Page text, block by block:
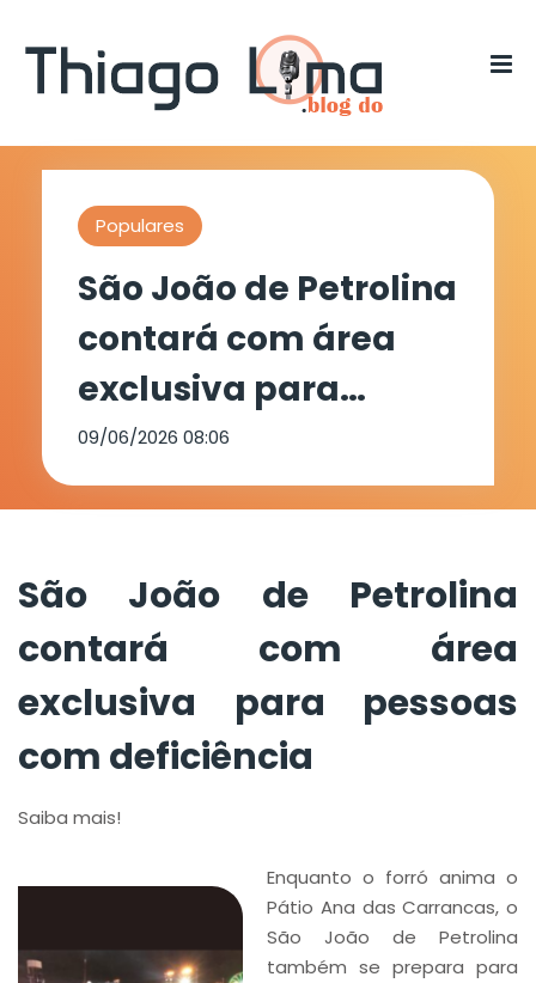
Populares
São João de Petrolina
contará com área
exclusiva para
pessoas com
deficiência
09/06/2026 08:06
São João de Petrolina
contará com área
exclusiva para pessoas
com deficiência
Saiba mais!
Enquanto o forró anima o
Pátio Ana das Carrancas, o
São João de Petrolina
também se prepara para